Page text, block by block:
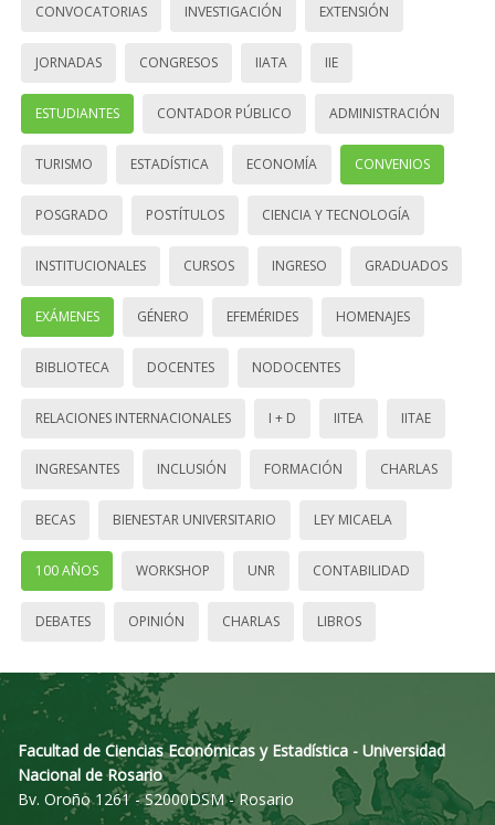
CONVOCATORIAS INVESTIGACIÓN EXTENSIÓN
JORNADAS CONGRESOS IIATA IIE
ESTUDIANTES CONTADOR PÚBLICO ADMINISTRACIÓN
TURISMO ESTADÍSTICA ECONOMÍA CONVENIOS
POSGRADO POSTÍTULOS CIENCIA Y TECNOLOGÍA
INSTITUCIONALES CURSOS INGRESO GRADUADOS
EXÁMENES GÉNERO EFEMÉRIDES HOMENAJES
BIBLIOTECA DOCENTES NODOCENTES
RELACIONES INTERNACIONALES I + D IITEA IITAE
INGRESANTES INCLUSIÓN FORMACIÓN CHARLAS
BECAS BIENESTAR UNIVERSITARIO LEY MICAELA
100 AÑOS WORKSHOP UNR CONTABILIDAD
DEBATES OPINIÓN CHARLAS LIBROS
Facultad de Ciencias Económicas y Estadística - Universidad
Nacional de Rosario
Bv. Oroño 1261 - S2000DSM - Rosario